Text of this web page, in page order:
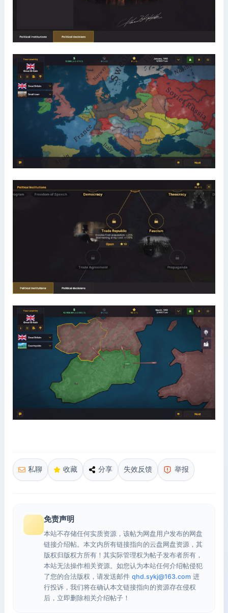
私聊 收藏 分享 失效反馈 举报
免责声明
本站不存储任何实质资源，该帖为网盘用户发布的网盘
链接介绍帖。本文内所有链接指向的云盘网盘资源，其
版权归版权方所有！其实际管理权为帖子发布者所有，
本站无法操作相关资源。如您认为本站任何介绍帖侵犯
了您的合法版权，请发送邮件 qhd.sykj@163.com 进
行投诉，我们将在确认本文链接指向的资源存在侵权
后，立即删除相关介绍帖子！